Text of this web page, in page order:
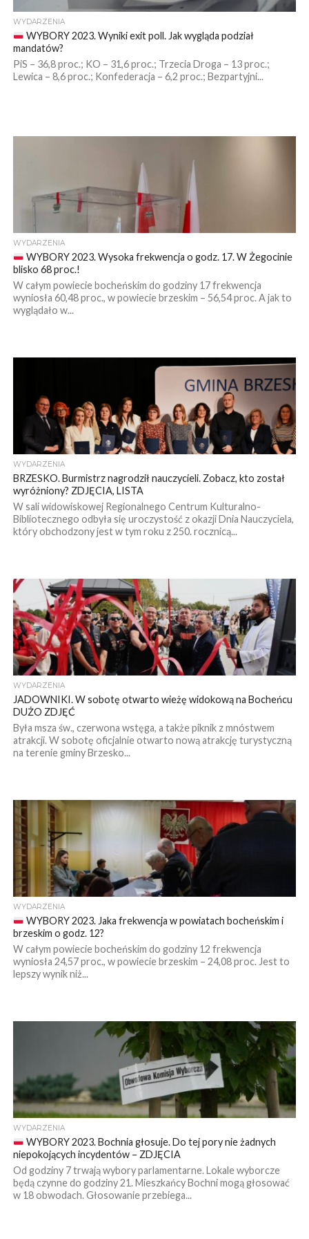
WYDARZENIA
WYBORY 2023. Wyniki exit poll. Jak wygląda podział
mandatów?
PiS – 36,8 proc.; KO – 31,6 proc.; Trzecia Droga – 13 proc.;
Lewica – 8,6 proc.; Konfederacja – 6,2 proc.; Bezpartyjni...
WYDARZENIA
WYBORY 2023. Wysoka frekwencja o godz. 17. W Żegocinie
blisko 68 proc.!
W całym powiecie bocheńskim do godziny 17 frekwencja
wyniosła 60,48 proc., w powiecie brzeskim – 56,54 proc. A jak to
wyglądało w...
WYDARZENIA
BRZESKO. Burmistrz nagrodził nauczycieli. Zobacz, kto został
wyróżniony? ZDJĘCIA, LISTA
W sali widowiskowej Regionalnego Centrum Kulturalno-
Bibliotecznego odbyła się uroczystość z okazji Dnia Nauczyciela,
który obchodzony jest w tym roku z 250. rocznicą...
WYDARZENIA
JADOWNIKI. W sobotę otwarto wieżę widokową na Bocheńcu
DUŻO ZDJĘĆ
Była msza św., czerwona wstęga, a także piknik z mnóstwem
atrakcji. W sobotę oficjalnie otwarto nową atrakcję turystyczną
na terenie gminy Brzesko...
WYDARZENIA
WYBORY 2023. Jaka frekwencja w powiatach bocheńskim i
brzeskim o godz. 12?
W całym powiecie bocheńskim do godziny 12 frekwencja
wyniosła 24,57 proc., w powiecie brzeskim – 24,08 proc. Jest to
lepszy wynik niż...
WYDARZENIA
WYBORY 2023. Bochnia głosuje. Do tej pory nie żadnych
niepokojących incydentów – ZDJĘCIA
Od godziny 7 trwają wybory parlamentarne. Lokale wyborcze
będą czynne do godziny 21. Mieszkańcy Bochni mogą głosować
w 18 obwodach. Głosowanie przebiega...